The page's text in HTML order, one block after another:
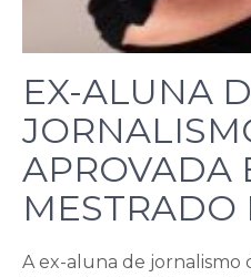
EX-ALUNA
APROVADA
MESTRADO
A ex-aluna de jornalismo